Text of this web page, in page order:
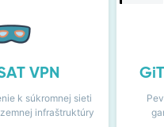
VPN
k súkromnej sieti
infraštruktúry